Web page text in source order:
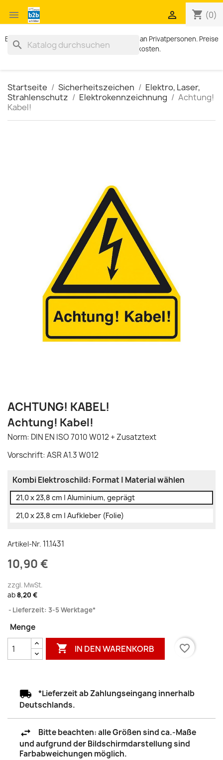
 shopping_cart (0)

Exklusiv für Geschäftskunden. Kein Verkauf an Privatpersonen. Preise
zzgl. MWST und Versandkosten.
search
Startseite Sicherheitszeichen
Elektro, Laser,
Strahlenschutz
Elektrokennzeichnung
Achtung!
Kabel!
ACHTUNG! KABEL!
Achtung! Kabel!
Norm: DIN EN ISO 7010 W012 + Zusatztext
Vorschrift: ASR A1.3 W012
Kombi Elektroschild: Format | Material wählen
21,0 x 23,8 cm | Aluminium, geprägt
21,0 x 23,8 cm | Aufkleber (Folie)
Artikel-Nr. 11.1431
10,90 €
zzgl. MwSt.
ab8,20 €
Lieferzeit: 3-5 Werktage*
Menge
 IN DEN WARENKORB favorite_border
*Lieferzeit ab Zahlungseingang innerhalb
Deutschlands.
Bitte beachten: alle Größen sind ca.-Maße
und aufgrund der Bildschirmdarstellung sind
Farbabweichungen möglich.